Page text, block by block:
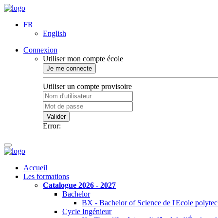
FR
English
Connexion
Utiliser mon compte école
Je me connecte
Utiliser un compte provisoire
Valider
Error:
Accueil
Les formations
Catalogue 2026 - 2027
Bachelor
BX - Bachelor of Science de l'Ecole
Cycle Ingénieur